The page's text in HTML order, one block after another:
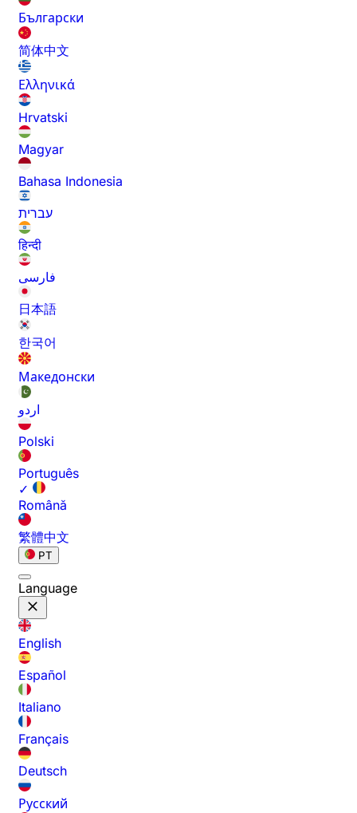
Български
简体中文
Ελληνικά
Hrvatski
Magyar
Bahasa Indonesia
עברית
हिन्दी
فارسی
日本語
한국어
Македонски
اردو
Polski
Português
✓
Română
繁體中文
PT
Language
English
Español
Italiano
Français
Deutsch
Русский